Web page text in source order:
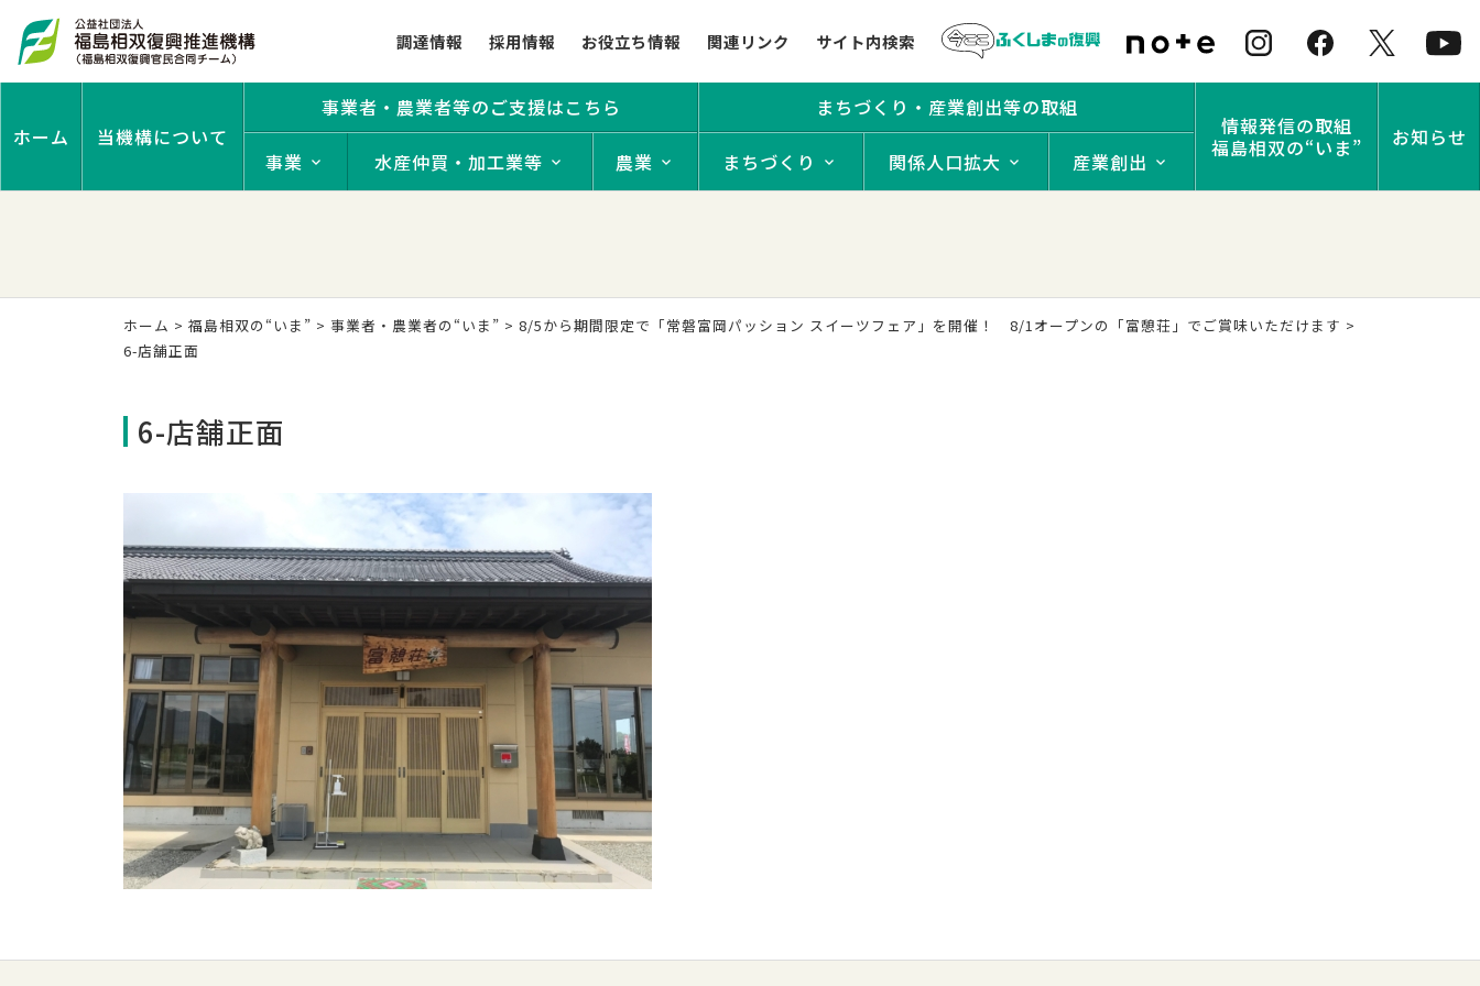
調達情報 採用情報 お役立ち情報 関連リンク サイト内検索
ホーム 当機構について
事業者・農業者等のご支援はこちら
事業 水産仲買・加工業等 農業
まちづくり・産業創出等の取組
まちづくり 関係人口拡大 産業創出
情報発信の取組
福島相双の“いま”
お知らせ
ホーム > 福島相双の“いま” > 事業者・農業者の“いま” > 8/5から期間限定で「常磐富岡パッション スイーツフェア」を開催！ 8/1オープンの「富憩荘」でご賞味いただけます >
6-店舗正面
6-店舗正面